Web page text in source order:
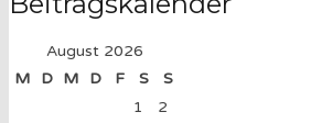
August 2026
M
D M D F S
S
1
2